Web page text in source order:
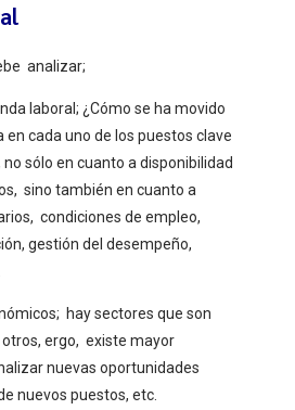
analizar;
laboral; ¿Cómo se ha movido
cada uno de los puestos clave
sólo en cuanto a disponibilidad
sino también en cuanto a
condiciones de empleo,
gestión del desempeño,
hay sectores que son
ergo, existe mayor
nuevas oportunidades
nuevos puestos, etc.